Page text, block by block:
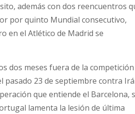
además con dos reencuentros
por quinto Mundial consecutivo,
en el Atlético de Madrid se
dos meses fuera de la competición
23 de septiembre contra
que entiende el Barcelona,
lamenta la lesión de última